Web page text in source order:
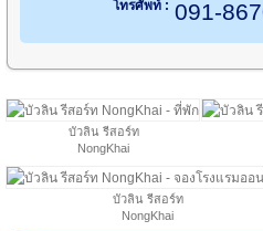
โทรศัพท์ : 091-
บัวลิน รีสอร์ท
NongKhai
บัวลิน รีสอร์ท
NongKhai